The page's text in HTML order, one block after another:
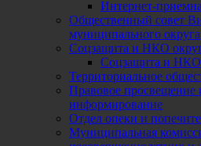
Интернет-
Общественный совет
муниципального округа
Соцзащита и НКО
Соцзащита и НКО
Территориальное
Правовое просвещение
информирование
Отдел опеки и
Муниципальная